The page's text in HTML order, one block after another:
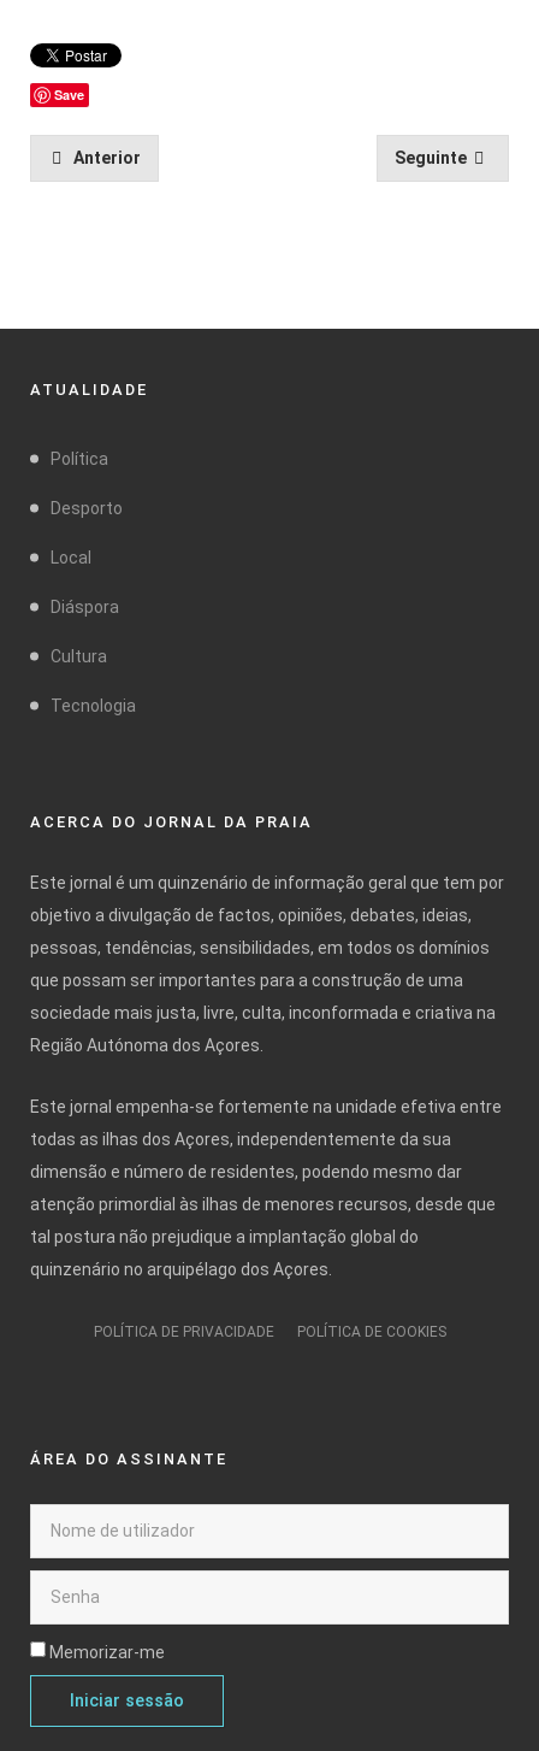
Save
Anterior Seguinte
ATUALIDADE
Política
Desporto
Local
Diáspora
Cultura
Tecnologia
ACERCA DO JORNAL DA PRAIA
Este jornal é um quinzenário de informação geral que tem por
objetivo a divulgação de factos, opiniões, debates, ideias,
pessoas, tendências, sensibilidades, em todos os domínios
que possam ser importantes para a construção de uma
sociedade mais justa, livre, culta, inconformada e criativa na
Região Autónoma dos Açores.
Este jornal empenha-se fortemente na unidade efetiva entre
todas as ilhas dos Açores, independentemente da sua
dimensão e número de residentes, podendo mesmo dar
atenção primordial às ilhas de menores recursos, desde que
tal postura não prejudique a implantação global do
quinzenário no arquipélago dos Açores.
POLÍTICA DE PRIVACIDADE POLÍTICA DE COOKIES
ÁREA DO ASSINANTE
Memorizar-me
Iniciar sessão